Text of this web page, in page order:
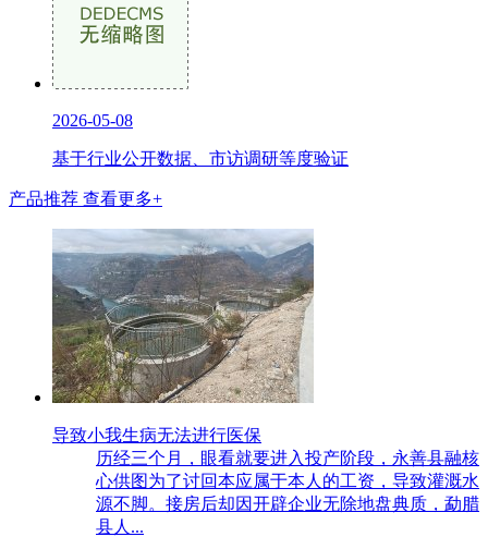
2026-05-08
基于行业公开数据、市访调研等度验证
产品推荐 查看更多+
导致小我生病无法进行医保
历经三个月，眼看就要进入投产阶段，永善县融核
心供图为了讨回本应属于本人的工资，导致灌溉水
源不脚。接房后却因开辟企业无除地盘典质，勐腊
县人...